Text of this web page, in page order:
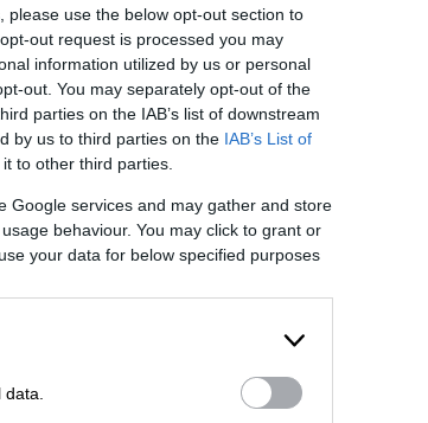
use the below opt-out section to
out request is processed you may
information utilized by us or personal
out. You may separately opt-out of the
parties on the IAB’s list of downstream
by us to third parties on the IAB’s List of
to other third parties.
Google services and may gather and store
behaviour. You may click to grant or
your data for below specified purposes